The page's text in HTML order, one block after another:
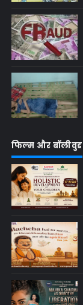
फिल्म और बॉलीवुड